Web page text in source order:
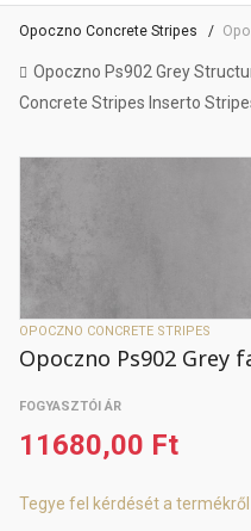
Opoczno Concrete Stripes
Opoczno Ps902 Grey
Concrete Stripes Inserto
OPOCZNO CONCRETE STRIPES
Opoczno Ps902 Grey
FOGYASZTÓI ÁR
11680,00 Ft
Tegye fel kérdését a termékről